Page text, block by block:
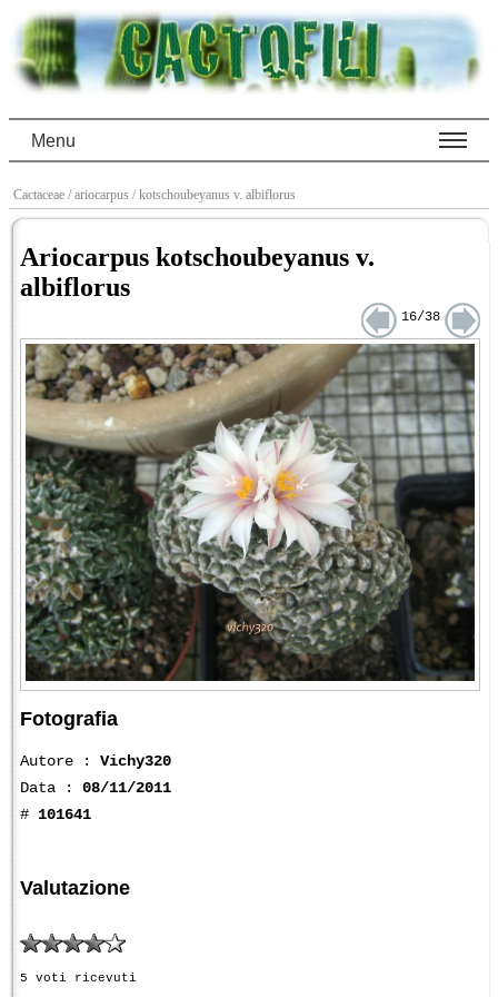
Menu
Cactaceae / ariocarpus / kotschoubeyanus v. albiflorus
Ariocarpus kotschoubeyanus v.
albiflorus
16/38
Fotografia
Autore : Vichy320
Data : 08/11/2011
# 101641
Valutazione
5 voti ricevuti